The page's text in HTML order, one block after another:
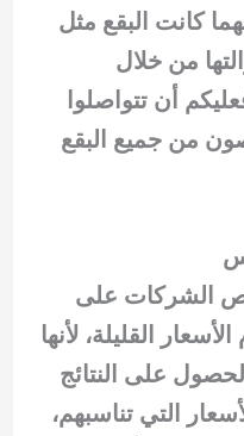
كانت البقع مثل
من خلال
أن تتواصلوا
من جميع البقع
الشركات على
القليلة، لأنها
على النتائج
التي تناسبهم،